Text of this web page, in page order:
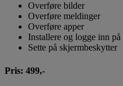
Overføre bilder
Overføre meldinger
Overføre apper
Installere og logge inn på
Sette på skjermbeskytter
Pris: 499,-